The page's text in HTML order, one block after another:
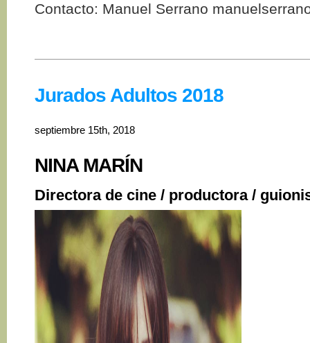
Contacto: Manuel Serrano
Jurados Adultos 2018
septiembre 15th, 2018
NINA MARÍN
Directora de cine / productora /